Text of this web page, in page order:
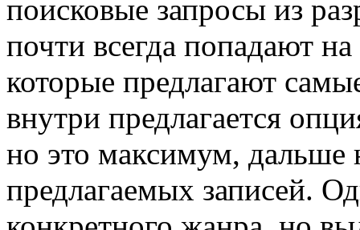
поисковые запросы из
почти всегда попадают
которые предлагают
внутри предлагается
но это максимум, дальше
предлагаемых записей.